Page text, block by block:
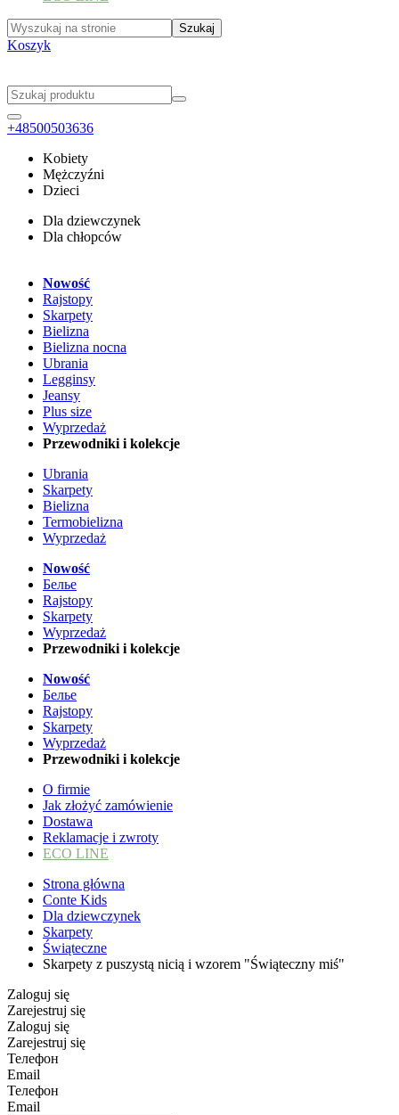
Koszyk
+48500503636
Kobiety
Mężczyźni
Dzieci
Dla dziewczynek
Dla chłopców
Nowość
Rajstopy
Skarpety
Bielizna
Bielizna nocna
Ubrania
Legginsy
Jeansy
Plus size
Wyprzedaż
Przewodniki i kolekcje
Ubrania
Skarpety
Bielizna
Termobielizna
Wyprzedaż
Nowość
Белье
Rajstopy
Skarpety
Wyprzedaż
Przewodniki i kolekcje
Nowość
Белье
Rajstopy
Skarpety
Wyprzedaż
Przewodniki i kolekcje
O firmie
Jak złożyć zamówienie
Dostawa
Reklamacje i zwroty
ECO LINE
Strona główna
Conte Kids
Dla dziewczynek
Skarpety
Świąteczne
Skarpety z puszystą nicią i wzorem "Świąteczny miś"
Zaloguj się
Zarejestruj się
Zaloguj się
Zarejestruj się
Телефон
Email
Телефон
Email